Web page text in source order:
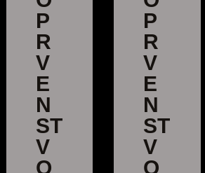
P
R
V
E
N
ST
V
O
P
R
V
E
N
ST
V
O